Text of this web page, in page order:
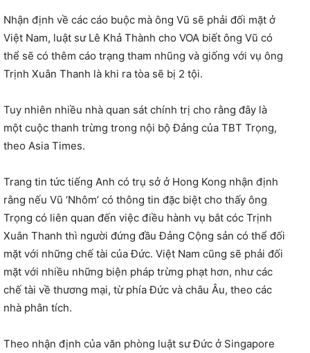
Nhận định về các cáo buộc mà ông Vũ sẽ phải đối mặt ở
Việt Nam, luật sư Lê Khả Thành cho VOA biết ông Vũ có
thể sẽ có thêm cáo trạng tham nhũng và giống với vụ ông
Trịnh Xuân Thanh là khi ra tòa sẽ bị 2 tội.
Tuy nhiên nhiều nhà quan sát chính trị cho rằng đây là
một cuộc thanh trừng trong nội bộ Đảng của TBT Trọng,
theo Asia Times.
Trang tin tức tiếng Anh có trụ sở ở Hong Kong nhận định
rằng nếu Vũ ‘Nhôm’ có thông tin đặc biệt cho thấy ông
Trọng có liên quan đến việc điều hành vụ bắt cóc Trịnh
Xuân Thanh thì người đứng đầu Đảng Cộng sản có thể đối
mặt với những chế tài của Đức. Việt Nam cũng sẽ phải đối
mặt với nhiều những biện pháp trừng phạt hơn, như các
chế tài về thương mại, từ phía Đức và châu Âu, theo các
nhà phân tích.
Theo nhận định của văn phòng luật sư Đức ở Singapore